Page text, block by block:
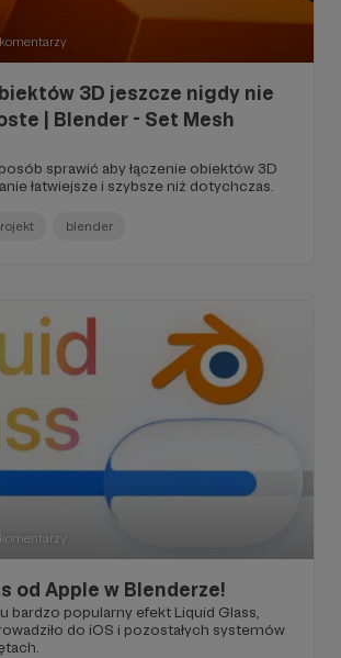
3D jeszcze nigdy nie
| Blender - Set Mesh
sprawić aby łączenie obiektów 3D
łatwiejsze i szybsze niż dotychczas.
blender
od Apple w Blenderze!
bardzo popularny efekt Liquid Glass,
do iOS i pozostałych systemów